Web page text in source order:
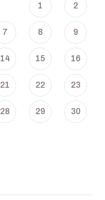
1 2
7 8 9
14 15 16
21 22 23
28 29 30